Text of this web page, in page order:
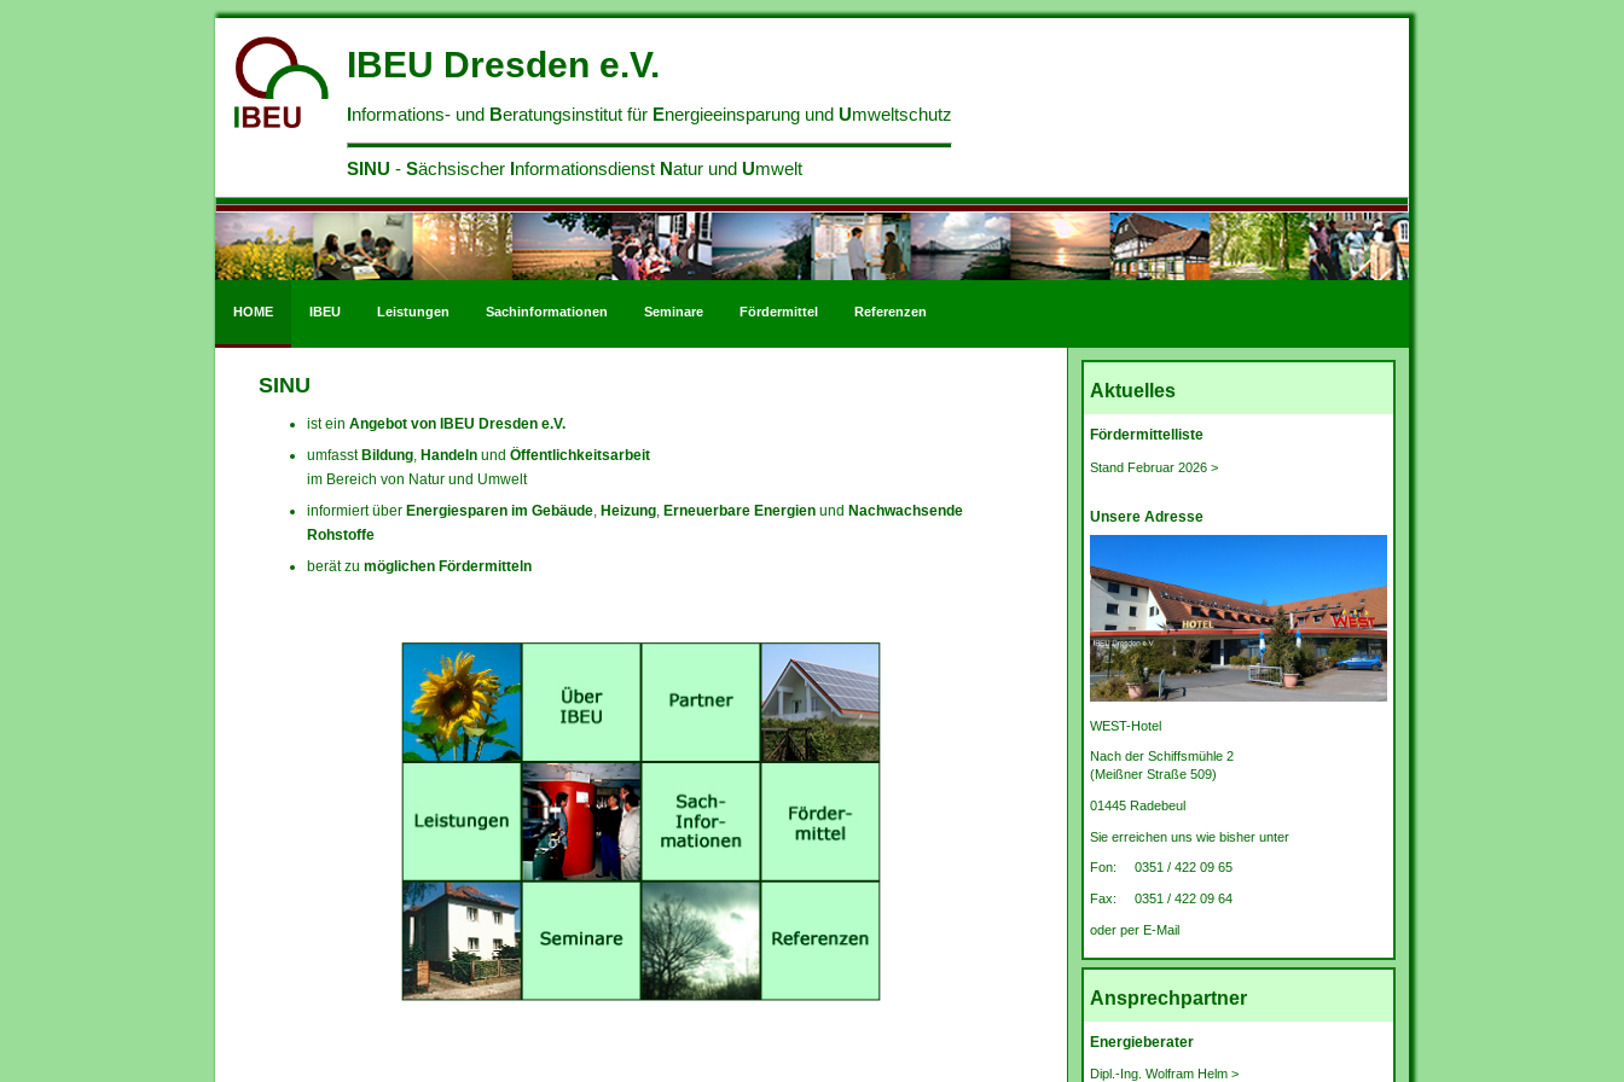
IBEU Dresden e.V.
Informations- und Beratungsinstitut für Energieeinsparung und Umweltschutz
SINU - Sächsischer Informationsdienst Natur und Umwelt
HOME IBEU Leistungen Sachinformationen Seminare Fördermittel Referenzen
SINU
ist einAngebot von IBEU Dresden e.V.
umfasst Bildung, Handeln undÖffentlichkeitsarbeit
im Bereich von Natur und Umwelt
informiert über Energiesparen im Gebäude, Heizung, Erneuerbare Energien und Nachwachsende
Rohstoffe
berät zumöglichen Fördermitteln
Aktuelles
Fördermittelliste
Stand Februar 2026 >
Unsere Adresse
WEST-Hotel
Nach der Schiffsmühle 2
(Meißner Straße 509)
01445 Radebeul
Sie erreichen uns wie bisher unter
Fon: 0351 / 422 09 65
Fax: 0351 / 422 09 64
oder per E-Mail
Ansprechpartner
Energieberater
Dipl.-Ing. Wolfram Helm >